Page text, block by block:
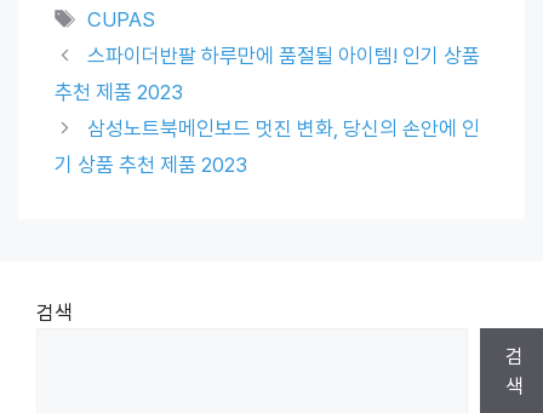
Tags
CUPAS
스파이더반팔 하루만에 품절될 아이템! 인기 상품
추천 제품 2023
삼성노트북메인보드 멋진 변화, 당신의 손안에 인
기 상품 추천 제품 2023
검색
검
색